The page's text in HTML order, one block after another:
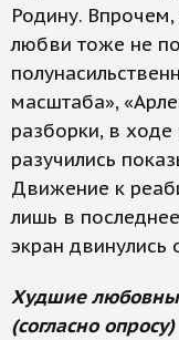
Родину.
любви тоже не
масштаба»,
разборки, в
разучились
Движение к
лишь в
экран
Худшие
(согласно опросу)